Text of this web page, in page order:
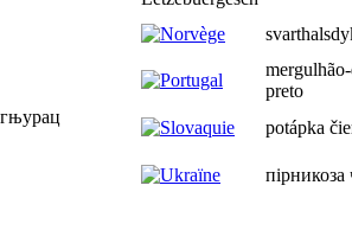
preto
potápka